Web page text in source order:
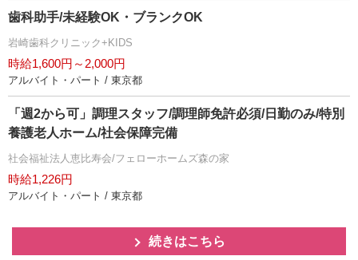
歯科助手/未経験OK・ブランクOK
崎歯科クリニック+KIDS
時給1,600円～2,000円
アルバイト・パート / 東京都
「週2から可」調理スタッフ/調理師免許必須/日勤のみ/特別
養護老人ホーム/社会保障完備
社会福祉法人恵比寿会/フェローホームズ森の家
時給1,226円
アルバイト・パート / 東京都
続きはこちら